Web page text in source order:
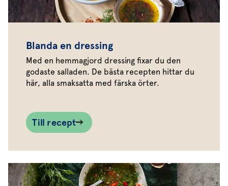
Blanda en dressing
Med en hemmagjord dressing fixar du den
godaste salladen. De bästa recepten hittar du
här, alla smaksatta med färska örter.
Till recept